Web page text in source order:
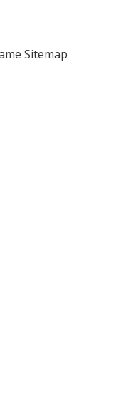
Sitemap